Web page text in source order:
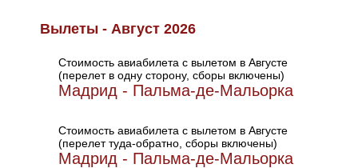
Вылеты - Август 2026
Стоимость авиабилета с вылетом в Августе
(перелет в одну сторону, сборы включены)
Мадрид - Пальма-де-Мальорка
Стоимость авиабилета с вылетом в Августе
(перелет туда-обратно, сборы включены)
Мадрид - Пальма-де-Мальорка